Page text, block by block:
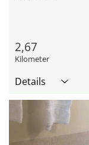
2,67
Kilometer
Details